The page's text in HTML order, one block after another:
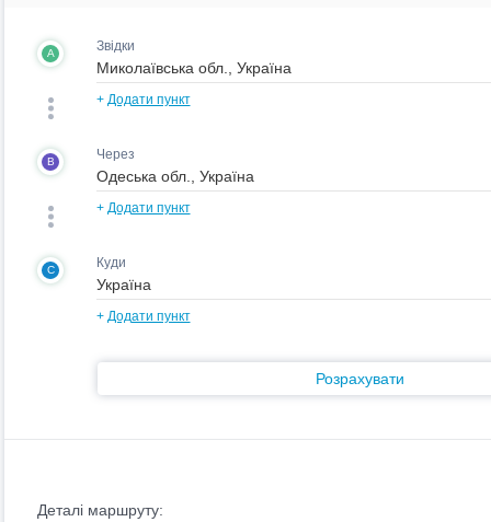
A Звідки
+ Додати пункт
B Через
+ Додати пункт
C Куди
+ Додати пункт
Розрахувати
Деталі маршруту: